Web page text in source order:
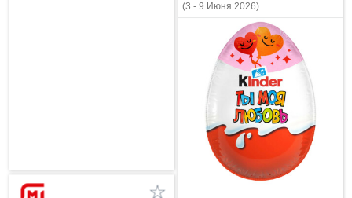
(3 - 9 Июня 2026)